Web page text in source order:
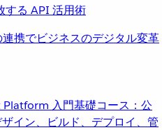
する API 活用術
携でビジネスのデジタル変革
入門基礎コース：公
イン、ビルド、デプロイ、管